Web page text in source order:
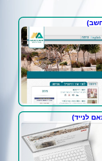
לנייד)